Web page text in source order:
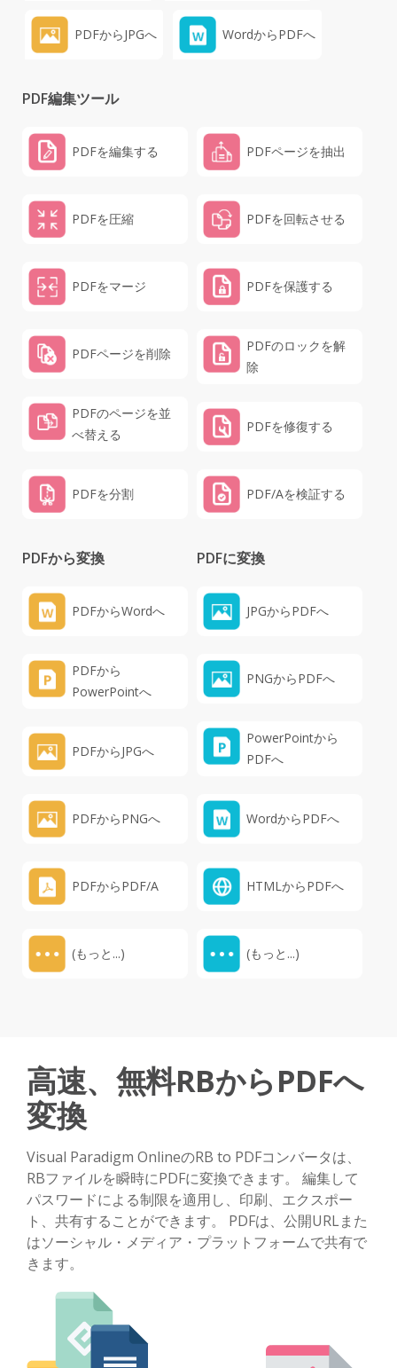
PDFからJPGへ WordからPDFへ
PDF編集ツール
PDFを編集する
PDFを圧縮
PDFをマージ
PDFページを削除
PDFのページを並
べ替える
PDFを分割
PDFページを抽出
PDFを回転させる
PDFを保護する
PDFのロックを解
除
PDFを修復する
PDF/Aを検証する
PDFから変換
PDFからWordへ
PDFから
PowerPointへ
PDFからJPGへ
PDFからPNGへ
PDFからPDF/A
(もっと...)
PDFに変換
JPGからPDFへ
PNGからPDFへ
PowerPointから
PDFへ
WordからPDFへ
HTMLからPDFへ
(もっと...)
高速、無料RBからPDFへ
変換
Visual Paradigm OnlineのRB to PDFコンバータは、
RBファイルを瞬時にPDFに変換できます。 編集して
パスワードによる制限を適用し、印刷、エクスポー
ト、共有することができます。 PDFは、公開URLまた
はソーシャル・メディア・プラットフォームで共有で
きます。